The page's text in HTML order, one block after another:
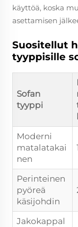
käyttöä, koska
asettamisen
Suositellut
tyyppisille
Sofan
tyyppi
Moderni
matalatakai
nen
Perinteinen
pyöreä
käsijohdin
Jakokappal